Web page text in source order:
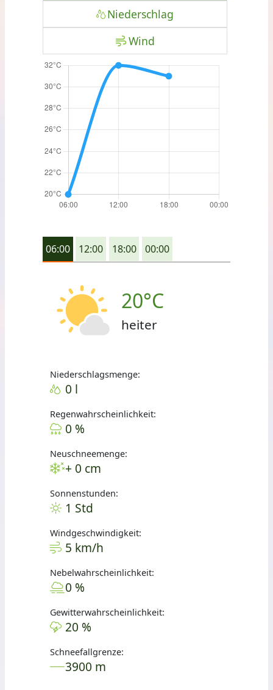
Niederschlag
Wind
06:00 12:00 18:00 00:00
20°C
heiter
Niederschlagsmenge:
0 l
Regenwahrscheinlichkeit:
0 %
Neuschneemenge:
+ 0 cm
Sonnenstunden:
1 Std
Windgeschwindigkeit:
5 km/h
Nebelwahrscheinlichkeit:
0 %
Gewitterwahrscheinlichkeit:
20 %
Schneefallgrenze:
3900 m